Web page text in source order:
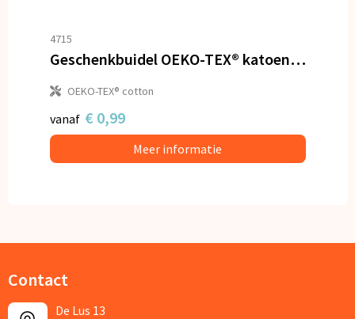
4715
Geschenkbuidel OEKO-TEX® katoen 140g/m² 30x45cm
OEKO-TEX® cotton
vanaf € 0,99
Meer informatie
Contact
De Lus 13